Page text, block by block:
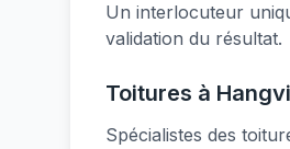
Un interlocuteur
validation du résultat.
Toitures à
Spécialistes des